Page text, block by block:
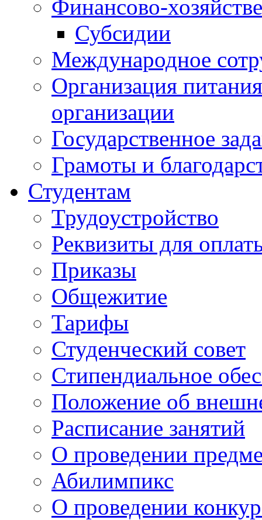
Финансово-
Субсидии
Международное
Организация
организации
Государственное
Грамоты и
Студентам
Трудоустройство
Реквизиты для
Приказы
Общежитие
Тарифы
Студенческий совет
Стипендиальное
Положение об
Расписание занятий
О проведении
Абилимпикс
О проведении